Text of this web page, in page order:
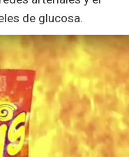
de glucosa.